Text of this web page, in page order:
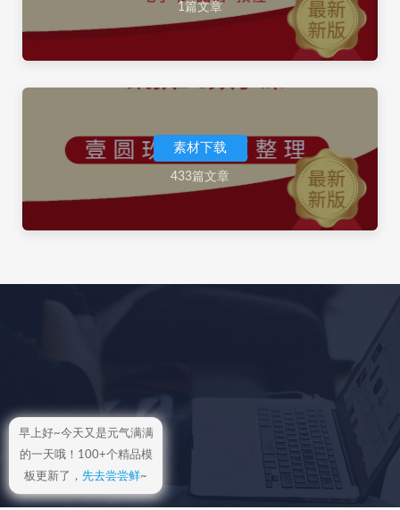
1篇文章
素材下载
433篇文章
早上好~今天又是元气满满
的一天哦！100+个精品模
板更新了， 先去尝尝鲜~